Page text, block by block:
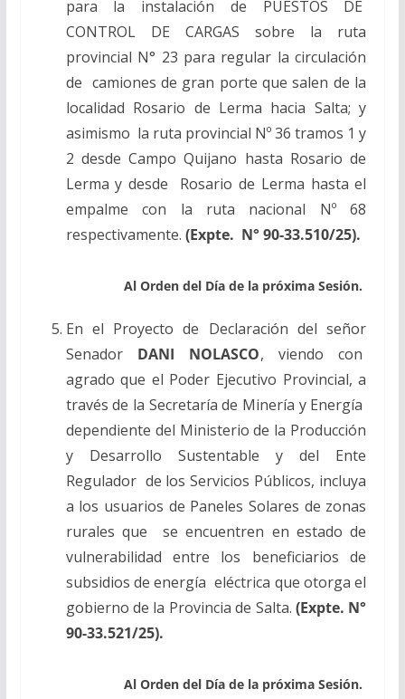
para la instalación de PUESTOS DE
CONTROL DE CARGAS sobre la ruta
provincial N° 23 para regular la circulación
de camiones de gran porte que salen de la
localidad Rosario de Lerma hacia Salta; y
asimismo la ruta provincial Nº 36 tramos 1 y
2 desde Campo Quijano hasta Rosario de
Lerma y desde Rosario de Lerma hasta el
empalme con la ruta nacional Nº 68
respectivamente. (Expte. N° 90-33.510/25).
Al Orden del Día de la próxima Sesión.
En el Proyecto de Declaración del señor
Senador DANI NOLASCO, viendo con
agrado que el Poder Ejecutivo Provincial, a
través de la Secretaría de Minería y Energía
dependiente del Ministerio de la Producción
y Desarrollo Sustentable y del Ente
Regulador de los Servicios Públicos, incluya
a los usuarios de Paneles Solares de zonas
rurales que se encuentren en estado de
vulnerabilidad entre los beneficiarios de
subsidios de energía eléctrica que otorga el
gobierno de la Provincia de Salta. (Expte. N°
90-33.521/25).
Al Orden del Día de la próxima Sesión.